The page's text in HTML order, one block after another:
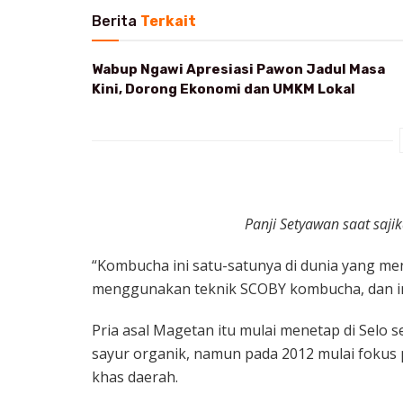
Berita Terkait
Wabup Ngawi Apresiasi Pawon Jadul Masa
Kini, Dorong Ekonomi dan UMKM Lokal
Panji Setyawan saat
“Kombucha ini satu-satunya di dunia yang
menggunakan teknik SCOBY kombucha,
Pria asal Magetan itu mulai menetap di Selo
sayur organik, namun pada 2012 mulai
khas daerah.